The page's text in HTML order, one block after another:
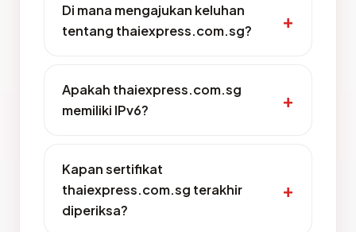
Di mana mengajukan keluhan
tentang thaiexpress.com.sg?
Apakah thaiexpress.com.sg
memiliki IPv6?
Kapan sertifikat
thaiexpress.com.sg terakhir
diperiksa?